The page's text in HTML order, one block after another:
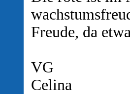
Freude, da
VG
Celina